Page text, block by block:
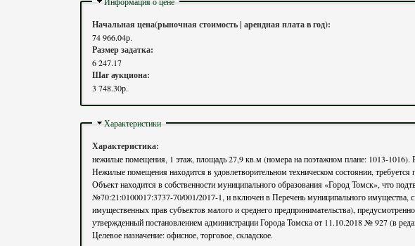
Начальная цена(рыночная стоимость | арендная плата в год):
74 966.04р.
Размер задатка:
6 247.17
Шаг аукциона:
3 748.30р.
Скрыть
Характеристики
Характеристика:
нежилые помещения, 1 этаж, площадь 27,9 кв.м (номера на поэтажном плане: 1013-1016).
Нежилые помещения находится в удовлетворительном техническом состоянии, требуется
Объект находится в собственности муниципального образования «Город Томск», что
№70:21:0100017:3737-70/001/2017-1, и включен в Перечень муниципального имущества,
имущественных прав субъектов малого и среднего предпринимательства), предусмотренного частью 4 статьи 18 Федерального закона «О развитии малого и среднего предпринимательства в Российской Федерации»,
утвержденный
Целевое назначение: офисное, торговое, складское.